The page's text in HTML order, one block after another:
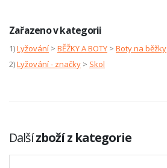
Zařazeno v kategorii
1)Lyžování > BĚŽKY A BOTY > Boty na běžky
2)Lyžování - značky > Skol
Dalšízboží z kategorie